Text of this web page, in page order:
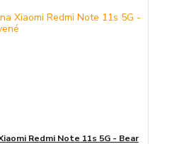
Redmi Note 11s 5G - Bear